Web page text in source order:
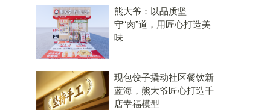
熊大爷：以品质坚
守“肉”道，用匠心打造美
味
现包饺子撬动社区餐饮新
蓝海，熊大爷匠心打造千
店幸福模型